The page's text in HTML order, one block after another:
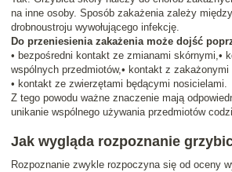
na inne osoby. Sposób zakażenia zależy
drobnoustroju wywołującego infekcję.
Do przeniesienia zakażenia może dojść
• bezpośredni kontakt ze zmianami skórnymi,•
wspólnych przedmiotów,• kontakt z zakażonymi
• kontakt ze zwierzętami będącymi nosicielami.
Z tego powodu ważne znaczenie mają
unikanie wspólnego używania przedmiotów
Jak wygląda rozpoznanie
Rozpoznanie zwykle rozpoczyna się od oceny